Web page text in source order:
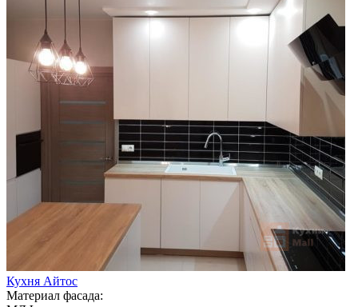
Кухня Айтос
Материал фасада: